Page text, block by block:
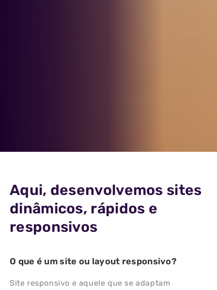
Aqui, desenvolvemos sites
dinâmicos, rápidos e
responsivos
O que é um site ou layout responsivo?
Site responsivo e aquele que se adaptam